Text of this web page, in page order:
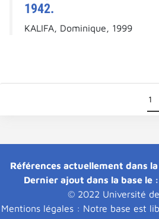
1942.
KALIFA, Dominique, 1999
Références actuellement dans
Dernier ajout dans la base le :
© 2022 Université
Mentions légales : Notre base est